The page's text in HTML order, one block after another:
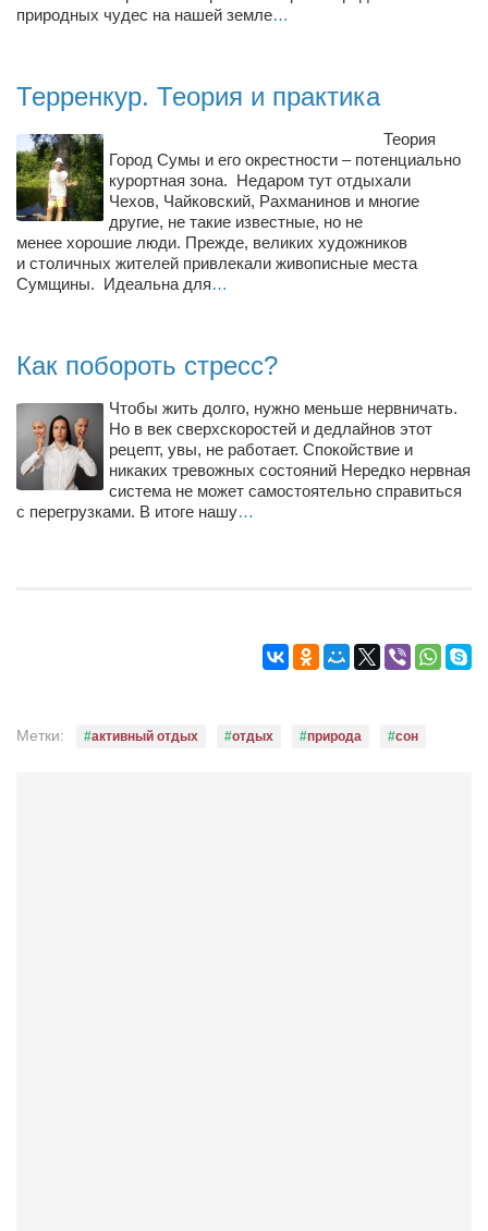
Режиссёры
Надія Белокур
Леонтий Костур
Римма Миленкова
Ирина Проценко
Александр Садовский
Марина Фенота
Гостиная
Он и Она
Конкурсы
Конкурс «Колибри» 2013
природных чудес на нашей земле…
Терренкур. Теория и практика
Теория
Город Сумы и его окрестности – потенциально
курортная зона. Недаром тут отдыхали
Чехов, Чайковский, Рахманинов и многие
другие, не такие известные, но не
менее хорошие люди. Прежде, великих художников
и столичных жителей привлекали живописные места
Сумщины. Идеальна для…
Как побороть стресс?
Чтобы жить долго, нужно меньше нервничать.
Но в век сверхскоростей и дедлайнов этот
рецепт, увы, не работает. Спокойствие и
никаких тревожных состояний Нередко нервная
система не может самостоятельно справиться
с перегрузками. В итоге нашу…
Метки: активный отдых отдых природа сон